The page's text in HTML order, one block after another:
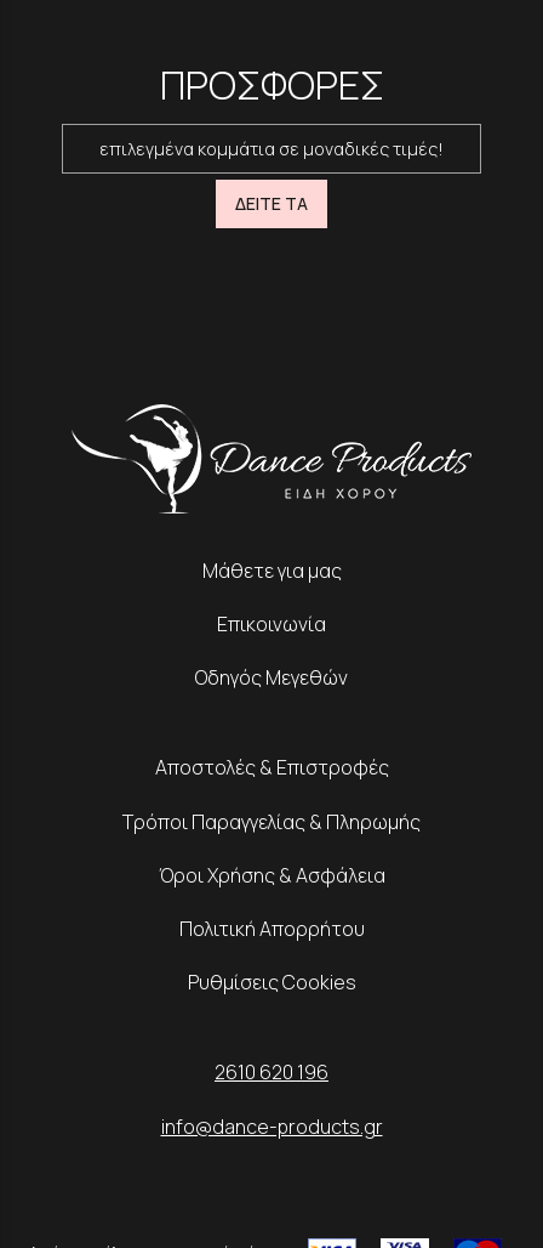
ΠΡΟΣΦΟΡΕΣ
επιλεγμένα κομμάτια σε μοναδικές τιμές!
ΔΕΙΤΕ ΤΑ
Μάθετε για μας
Επικοινωνία
Οδηγός Μεγεθών
Αποστολές & Επιστροφές
Τρόποι Παραγγελίας & Πληρωμής
Όροι Χρήσης & Ασφάλεια
Πολιτική Απορρήτου
Ρυθμίσεις Cookies
2610 620 196
info@dance-products.gr